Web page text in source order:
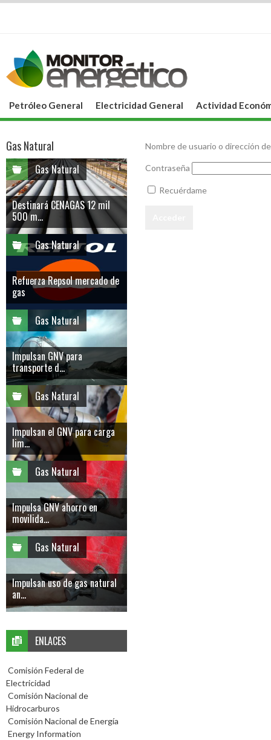
Petróleo General Electricidad General Actividad
Nombre de usuario o dirección
Contraseña
Recuérdame
Gas Natural
Gas Natural
Destinará CENAGAS 12 mil
500 m...
Gas Natural
Refuerza Repsol mercado de
gas
Gas Natural
Impulsan GNV para
transporte d...
Gas Natural
Impulsan el GNV para carga
lim...
Gas Natural
Impulsa GNV ahorro en
movilida...
Gas Natural
Impulsan uso de gas natural
an...
ENLACES
Comisión Federal de
Electricidad
Comisión Nacional de
Hidrocarburos
Comisión Nacional de Energía
Energy Information